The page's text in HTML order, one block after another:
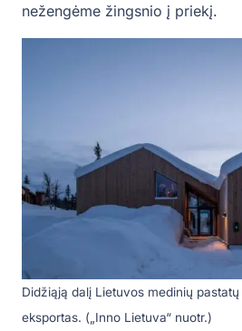
nežengėme žingsnio į priekį.
Didžiąją dalį Lietuvos medinių
eksportas. („Inno Lietuva“ nuotr.)